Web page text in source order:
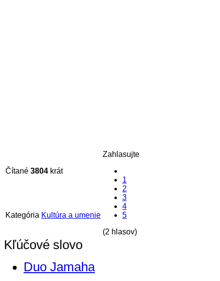
Čítané 3804 krát
Zahlasujte
1
2
3
4
5
(2 hlasov)
Kategória Kultúra a umenie
Kľúčové slovo
Duo Jamaha